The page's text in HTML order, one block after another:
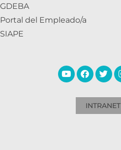
GDEBA
Portal del Empleado/a
SIAPE
INTRANET